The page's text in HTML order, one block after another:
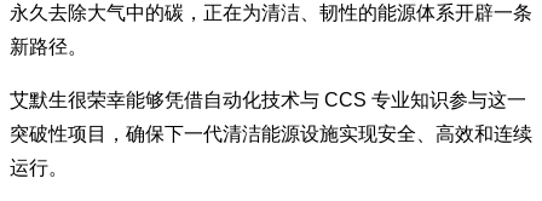
永久去除大气中的碳，正在为清洁、韧性的能源体系开辟一条
新路径。
艾默生很荣幸能够凭借自动化技术与 CCS 专业知识参与这一
突破性项目，确保下一代清洁能源设施实现安全、高效和连续
运行。